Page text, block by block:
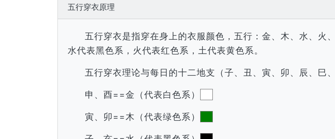
五行穿衣原理
五行穿衣是指穿在身上的衣服颜色，五行：金、木、水、火
水代表黑色系，火代表红色系，土代表黄色系。
五行穿衣理论与每日的十二地支（子、丑、寅、卯、辰、巳
申、酉==金（代表白色系）
寅、卯==木（代表绿色系）